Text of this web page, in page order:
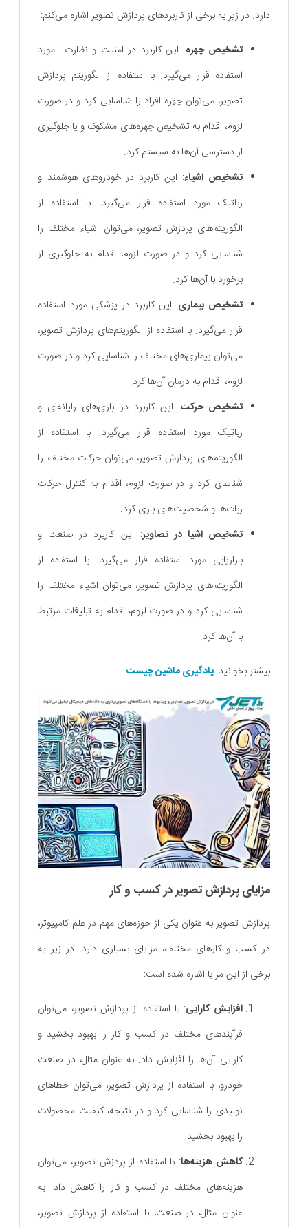
دارد. در زیر به برخی از کاربردهای پردازش تصویر اشاره می‌کنم:
تشخیص چهره: این کاربرد در امنیت و نظارت مورد
استفاده قرار می‌گیرد. با استفاده از الگوریتم‌ پردازش
تصویر، می‌توان چهره افراد را شناسایی کرد و در صورت
لزوم، اقدام به تشخیص چهره‌های مشکوک و یا جلوگیری
از دسترسی آن‌ها به سیستم کرد.
تشخیص اشیاء: این کاربرد در خودروهای هوشمند و
رباتیک مورد استفاده قرار می‌گیرد. با استفاده از
الگوریتم‌های پردزش تصویر، می‌توان اشیاء مختلف را
شناسایی کرد و در صورت لزوم، اقدام به جلوگیری از
برخورد با آن‌ها کرد.
تشخیص بیماری: این کاربرد در پزشکی مورد استفاده
قرار می‌گیرد. با استفاده از الگوریتم‌های پردازش تصویر،
می‌توان بیماری‌های مختلف را شناسایی کرد و در صورت
لزوم، اقدام به درمان آن‌ها کرد.
تشخیص حرکت: این کاربرد در بازی‌های رایانه‌ای و
رباتیک مورد استفاده قرار می‌گیرد. با استفاده از
الگوریتم‌های پردازش تصویر، می‌توان حرکات مختلف را
شناسای کرد و در صورت لزوم، اقدام به کنترل حرکات
ربات‌ها و شخصیت‌های بازی کرد.
تشخیص اشیا در تصاویر: این کاربرد در صنعت و
بازاریابی مورد استفاده قرار می‌گیرد. با استفاده از
الگوریتم‌های پردازش تصویر، می‌توان اشیاء مختلف را
شناسایی کرد و در صورت لزوم، اقدام به تبلیغات مرتبط
با آن‌ها کرد.
بیشتر بخوانید:یادگیری ماشین چیست
مزایای پردازش تصویر در کسب و کار
پردازش تصویر به عنوان یکی از حوزه‌های مهم در علم کامپیوتر،
در کسب و کارهای مختلف، مزایای بسیاری دارد. در زیر به
برخی از این مزایا اشاره شده است:
افزایش کارایی: با استفاده از پردازش تصویر، می‌توان
فرآیندهای مختلف در کسب و کار را بهبود بخشید و
کارایی آن‌ها را افزایش داد. به عنوان مثال، در صنعت
خودرو، با استفاده از پردازش تصویر، می‌توان خطاهای
تولیدی را شناسایی کرد و در نتیجه، کیفیت محصولات
را بهبود بخشید.
کاهش هزینه‌ها: با استفاده از پردزش تصویر، می‌توان
هزینه‌های مختلف در کسب و کار را کاهش داد. به
عنوان مثال، در صنعت، با استفاده از پردازش تصویر،